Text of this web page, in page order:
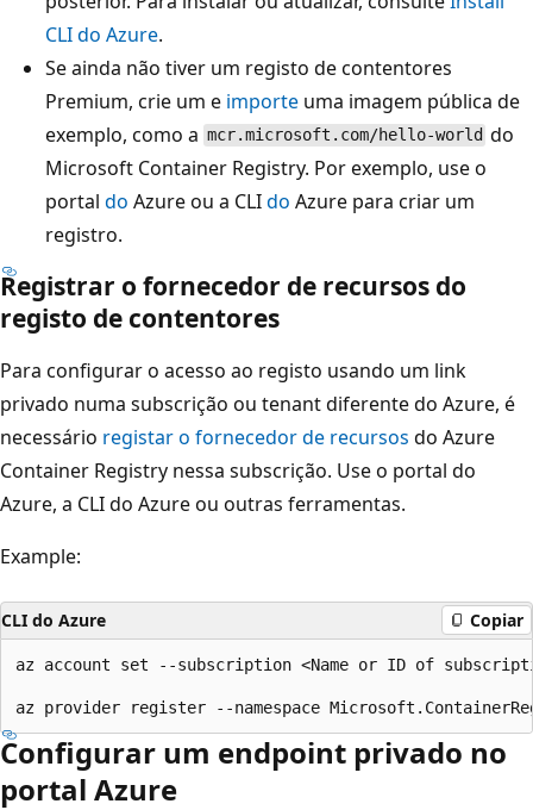
CLI do Azure.
Se ainda não tiver um registo de contentores
Premium, crie um e importe uma imagem pública de
exemplo, como a mcr.microsoft.com/hello-world do
Microsoft Container Registry. Por exemplo, use o
portal do Azure ou a CLIdo Azure para criar um
registro.
Registrar o fornecedor de recursos do
registo de contentores
Para configurar o acesso ao registo usando um link
privado numa subscrição ou tenant diferente do Azure, é
necessário registar o fornecedor de recursos do Azure
Container Registry nessa subscrição. Use o portal do
Azure, a CLI do Azure ou outras ferramentas.
Example:
CLI do Azure Copiar
az account set --subscription <Name or ID of
Configurar um endpoint privado no
portal Azure